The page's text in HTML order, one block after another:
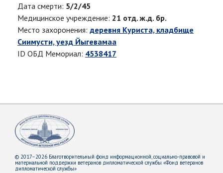
Дата смерти: 5/2/45
Медицинское учреждение: 21 отд. ж.д. бр.
Место захоронения: деревня Куриста, кладбище
Сиимусти, уезд Йыгевамаа
ID ОБД Мемориал: 4538417
© 2017–2026 Благотворительный фонд информационной, социально-правовой и
материальной поддержки ветеранов дипломатической службы «Фонд ветеранов
дипломатической службы»